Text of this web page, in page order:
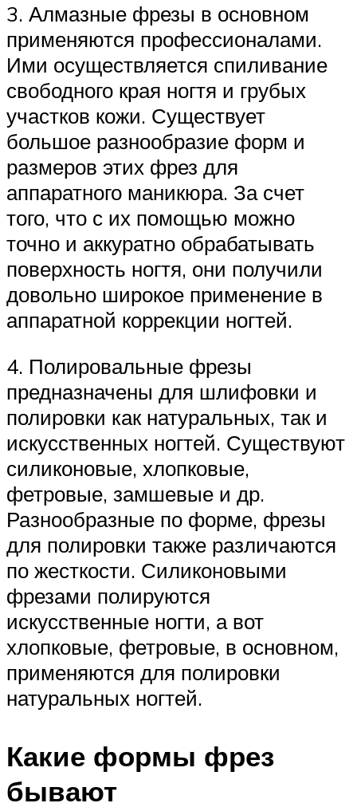
3. Алмазные фрезы в основном
применяются профессионалами.
Ими осуществляется спиливание
свободного края ногтя и грубых
участков кожи. Существует
большое разнообразие форм и
размеров этих фрез для
аппаратного маникюра. За счет
того, что с их помощью можно
точно и аккуратно обрабатывать
поверхность ногтя, они получили
довольно широкое применение в
аппаратной коррекции ногтей.
4. Полировальные фрезы
предназначены для шлифовки и
полировки как натуральных, так и
искусственных ногтей. Существуют
силиконовые, хлопковые,
фетровые, замшевые и др.
Разнообразные по форме, фрезы
для полировки также различаются
по жесткости. Силиконовыми
фрезами полируются
искусственные ногти, а вот
хлопковые, фетровые, в основном,
применяются для полировки
натуральных ногтей.
Какие формы фрез
бывают